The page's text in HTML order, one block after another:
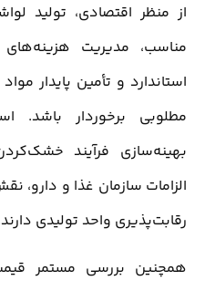
از منظر اقتصادی، تولید
مناسب، مدیریت هزینه‌های
استاندارد و تأمین پایدار
مطلوبی برخوردار باشد.
بهینه‌سازی فرآیند
الزامات سازمان غذا و دارو،
رقابت‌پذیری واحد تولیدی
همچنین بررسی مستمر